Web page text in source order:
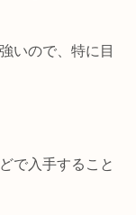
いので、特に目
で入手すること